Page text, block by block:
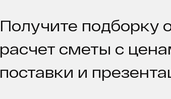
Получите подборку
расчет сметы с
поставки и